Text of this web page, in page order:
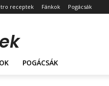
receptek Fánkok Pogácsák
POGÁCSÁK